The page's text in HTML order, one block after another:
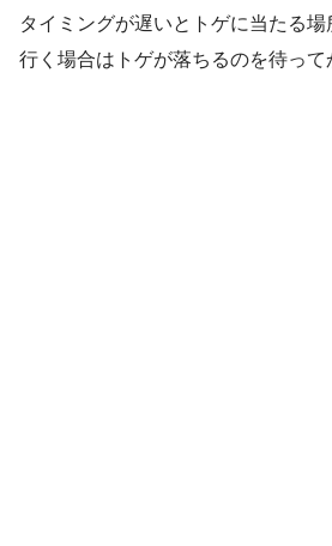
タイミングが遅いとトゲに当たる
行く場合はトゲが落ちるのを待って